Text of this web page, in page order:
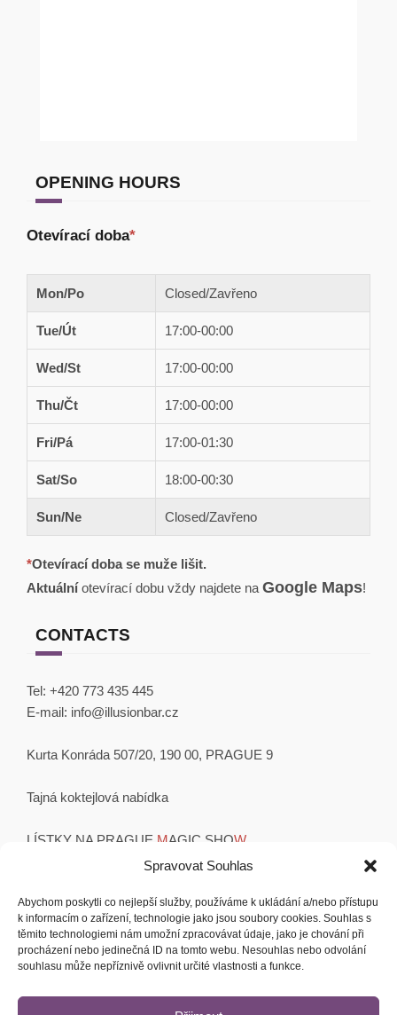
Spravovat Souhlas
Abychom poskytli co nejlepší služby, používáme k ukládání a/nebo přístupu
k informacím o zařízení, technologie jako jsou soubory cookies. Souhlas s
těmito technologiemi nám umožní zpracovávat údaje, jako je chování při
procházení nebo jedinečná ID na tomto webu. Nesouhlas nebo odvolání
souhlasu může nepříznivě ovlivnit určité vlastnosti a funkce.
OPENING HOURS
Otevírací doba*
Mon/Po Closed/Zavřeno
Tue/Út 17:00-00:00
Wed/St 17:00-00:00
Thu/Čt 17:00-00:00
Fri/Pá 17:00-01:30
Sat/So 18:00-00:30
Sun/Ne Closed/Zavřeno
*Otevírací doba se muže lišit.
Aktuálníotevírací dobu vždy najdete na Google Maps!
CONTACTS
Tel: +420 773 435 445
E-mail: info@illusionbar.cz
Kurta Konráda 507/20, 190 00, PRAGUE 9
Tajná koktejlová nabídka
LÍSTKY NA PRAGUE MAGIC SHOW
OBCHODNÍ PODMÍNKY
Instagram
Facebook
YouTube